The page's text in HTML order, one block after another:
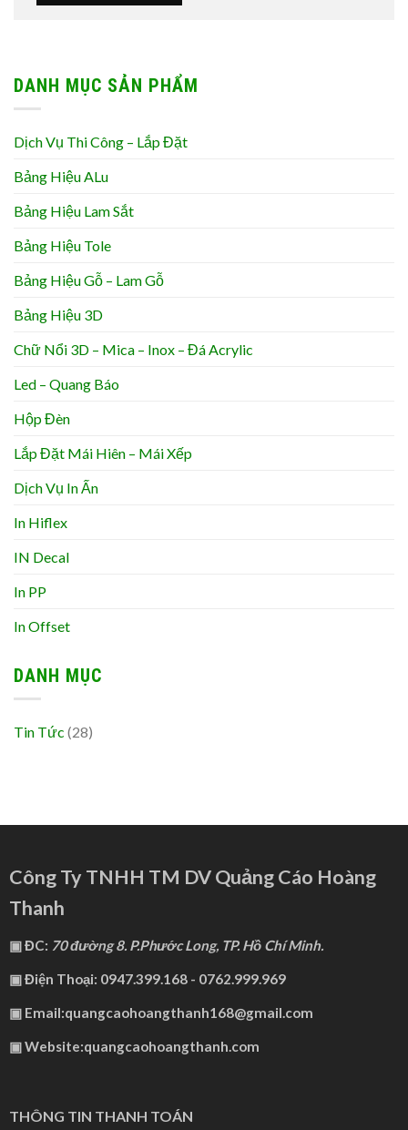
DANH MỤC SẢN PHẨM
Dịch Vụ Thi Công – Lắp Đặt
Bảng Hiệu ALu
Bảng Hiệu Lam Sắt
Bảng Hiệu Tole
Bảng Hiệu Gỗ – Lam Gỗ
Bảng Hiệu 3D
Chữ Nổi 3D – Mica – Inox – Đá Acrylic
Led – Quang Báo
Hộp Đèn
Lắp Đặt Mái Hiên – Mái Xếp
Dịch Vụ In Ấn
In Hiflex
IN Decal
In PP
In Offset
DANH MỤC
Tin Tức (28)
Công Ty TNHH TM DV Quảng Cáo Hoàng
Thanh
▣ ĐC: 70 đường 8. P.Phước Long, TP. Hồ Chí Minh.
▣ Điện Thoại: 0947.399.168 - 0762.999.969
▣ Email:quangcaohoangthanh168@gmail.com
▣ Website:quangcaohoangthanh.com
THÔNG TIN THANH TOÁN